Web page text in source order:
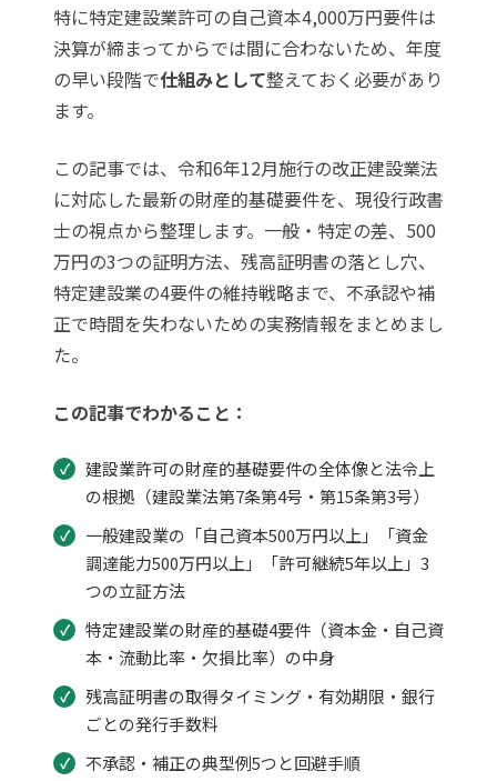
特に特定建設業許可の自己資本4,000万円要件は
決算が締まってからでは間に合わないため、年度
の早い段階で仕組みとして整えておく必要があり
ます。
この記事では、令和6年12月施行の改正建設業法
に対応した最新の財産的基礎要件を、現役行政書
士の視点から整理します。一般・特定の差、500
万円の3つの証明方法、残高証明書の落とし穴、
特定建設業の4要件の維持戦略まで、不承認や補
正で時間を失わないための実務情報をまとめまし
た。
この記事でわかること：
建設業許可の財産的基礎要件の全体像と法令上
の根拠（建設業法第7条第4号・第15条第3号）
一般建設業の「自己資本500万円以上」「資金
調達能力500万円以上」「許可継続5年以上」3
つの立証方法
特定建設業の財産的基礎4要件（資本金・自己資
本・流動比率・欠損比率）の中身
残高証明書の取得タイミング・有効期限・銀行
ごとの発行手数料
不承認・補正の典型例5つと回避手順